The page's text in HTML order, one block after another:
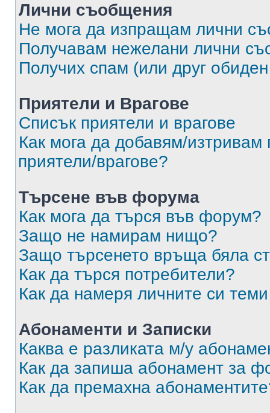
Лични съобщения
Не мога да изпращам лични
Получавам нежелани лични
Получих спам (или друг
Приятели и Врагове
Списък приятели и врагове
Как мога да добавям/изтривам
приятели/врагове?
Търсене във форума
Как мога да търся във форум?
Защо не намирам нищо?
Защо търсенето връща бяла
Как да търся потребители?
Как да намеря личните си
Абонаменти и Записки
Каква е разликата м/у
Как да запиша абонамент за
Как да премахна